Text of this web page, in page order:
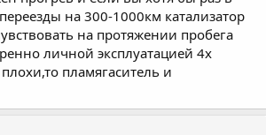
на 300-1000км катализатор
на протяжении пробега
личной эксплуатацией 4х
пламягаситель и